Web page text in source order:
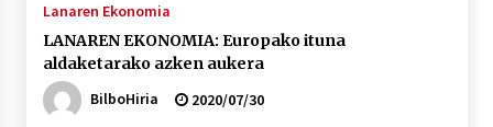
Lanaren Ekonomia
LANAREN EKONOMIA: Europako ituna
aldaketarako azken aukera
BilboHiria
2020/07/30